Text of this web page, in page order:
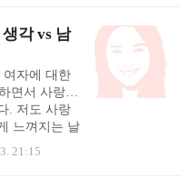
냈을 때 씹
여자와 카톡
즐겁게 보냈
카톡을 받
한 마디인데
1. 나에 대해
모르면서..
각 vs 남
여자에 대한
면서 사랑받
. 저도 사랑
느껴지는 날
구들을 보
를 위해 친
21:15